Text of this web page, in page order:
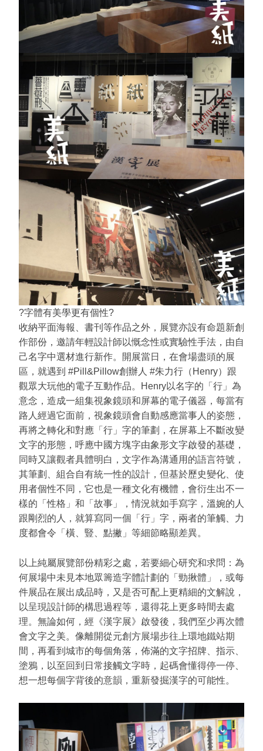
?字體有美學更有個性?
收納平面海報、書刊等作品之外，展覽亦設有命題新創
作部份，邀請年輕設計師以慨念性或實驗性手法，由自
己名字中選材進行新作。開展當日，在會場盡頭的展
區，就遇到 #Pill&Pillow創辦人 #朱力行（Henry）跟
觀眾大玩他的電子互動作品。Henry以名字的「行」為
意念，造成一組集視象鏡頭和屏幕的電子儀器，每當有
路人經過它面前，視象鏡頭會自動感應當事人的姿態，
再將之轉化和對應「行」字的筆劃，在屏幕上不斷改變
文字的形態，呼應中國方塊字由象形文字啟發的基礎，
同時又讓觀者具體明白，文字作為溝通用的語言符號，
其筆劃、組合自有統一性的設計，但基於歷史變化、使
用者個性不同，它也是一種文化有機體，會衍生出不一
樣的「性格」和「故事」，情況就如手寫字，溫婉的人
跟剛烈的人，就算寫同一個「行」字，兩者的筆觸、力
度都會令「橫、豎、點撇」等細節略顯差異。
以上純屬展覽部份精彩之處，若要細心研究和求問：為
何展場中未見本地眾籌造字體計劃的「勁揪體」，或每
件展品在展出成品時，又是否可配上更精細的文解說，
以呈現設計師的構思過程等，還得花上更多時間去處
理。無論如何，經《漢字展》啟發後，我們至少再次體
會文字之美。像離開從元創方展場步往上環地鐵站期
間，再看到城市的每個角落，佈滿的文字招牌、指示、
塗鴉，以至回到日常接觸文字時，起碼會懂得停一停、
想一想每個字背後的意韻，重新發掘漢字的可能性。